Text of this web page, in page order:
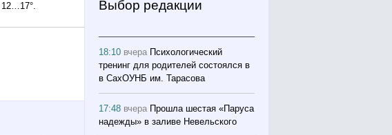
12…17°.
Выбор редакции
18:10 вчера Психологический
тренинг для родителей состоялся в
в СахОУНБ им. Тарасова
17:48 вчера Прошла шестая «Паруса
надежды» в заливе Невельского